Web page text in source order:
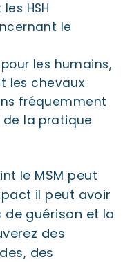
HSH
le
les humains,
les chevaux
fréquemment
la pratique
le MSM peut
il peut avoir
de guérison et la
des
des